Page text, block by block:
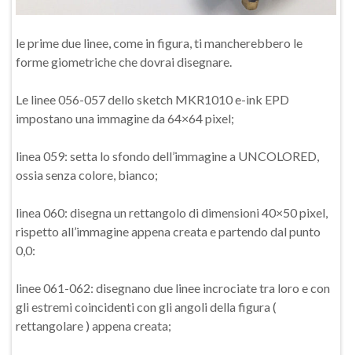
le prime due linee, come in figura, ti mancherebbero le
forme giometriche che dovrai disegnare.
Le linee 056-057 dello sketch MKR1010 e-ink EPD
impostano una immagine da 64×64 pixel;
linea 059: setta lo sfondo dell’immagine a UNCOLORED,
ossia senza colore, bianco;
linea 060: disegna un rettangolo di dimensioni 40×50 pixel,
rispetto all’immagine appena creata e partendo dal punto
0,0:
linee 061-062: disegnano due linee incrociate tra loro e con
gli estremi coincidenti con gli angoli della figura (
rettangolare ) appena creata;